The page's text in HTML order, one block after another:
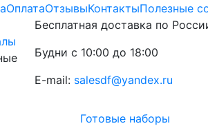
ОплатаОтзывыКонтактыПолезные
Бесплатная доставка по
Будни с 10:00 до 18:00
E-mail: salesdf@yandex.ru
Готовые наборы